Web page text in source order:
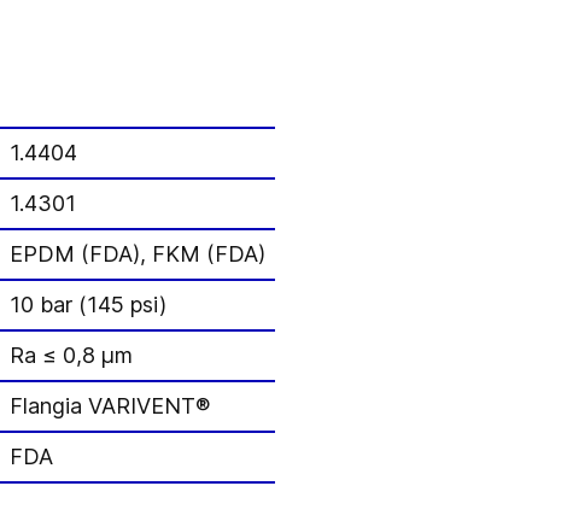
1.4404
1.4301
EPDM (FDA), FKM (FDA)
10 bar (145 psi)
Ra ≤ 0,8 μm
Flangia VARIVENT®
FDA